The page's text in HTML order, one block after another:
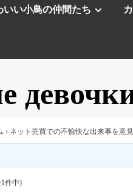
いい小鳥の仲間たち
› ネット売買での不愉快な出来事を意
件中)